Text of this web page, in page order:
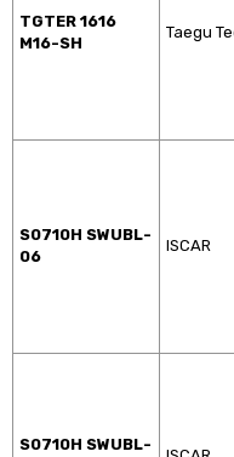
TGTER 1616
M16-SH
Taegu
S0710H SWUBL-
06
ISCAR
S0710H SWUBL-